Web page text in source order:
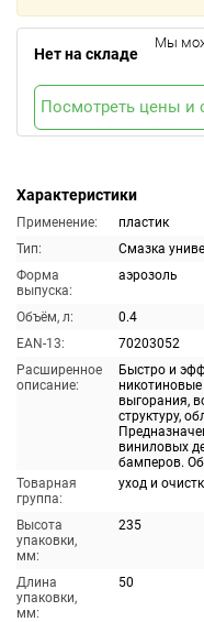
Характеристики
Применение:
пластик
Тип:
Смазка
Форма
выпуска:
аэрозоль
Объём, л:
0.4
EAN-13:
70203052
Расширенное
описание:
Быстро и
выгорания,
структуру,
виниловых
бамперов.
Товарная
группа:
уход и
Высота
упаковки,
мм:
235
Длина
упаковки,
мм:
50
Нет на складе
Мы
Посмотреть цены и